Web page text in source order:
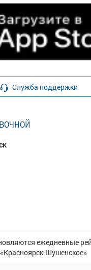
Служба поддержки
ежедневные
Шушенское»